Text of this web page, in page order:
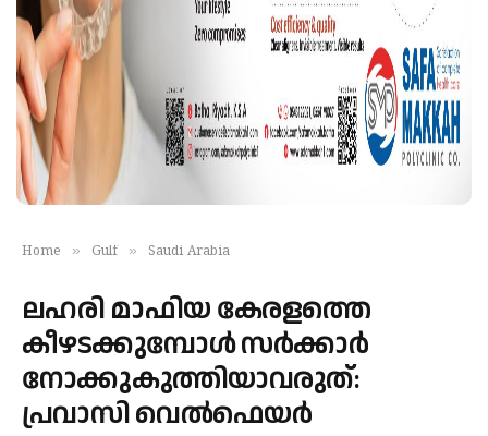
Home » Gulf » Saudi Arabia
ലഹരി മാഫിയ കേരളത്തെ
കീഴടക്കുമ്പോൾ സർക്കാർ
നോക്കുകുത്തിയാവരുത്:
പ്രവാസി വെൽഫെയർ